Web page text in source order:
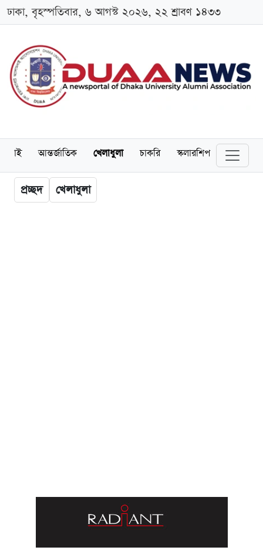
ঢাকা, বৃহস্পতিবার, ৬ আগস্ট ২০২৬, ২২ শ্রাবণ ১৪৩৩
আন্তর্জাতিক খেলাধুলা চাকরি স্কলারশিপ বিনোদন
প্রচ্ছদ খেলাধুলা